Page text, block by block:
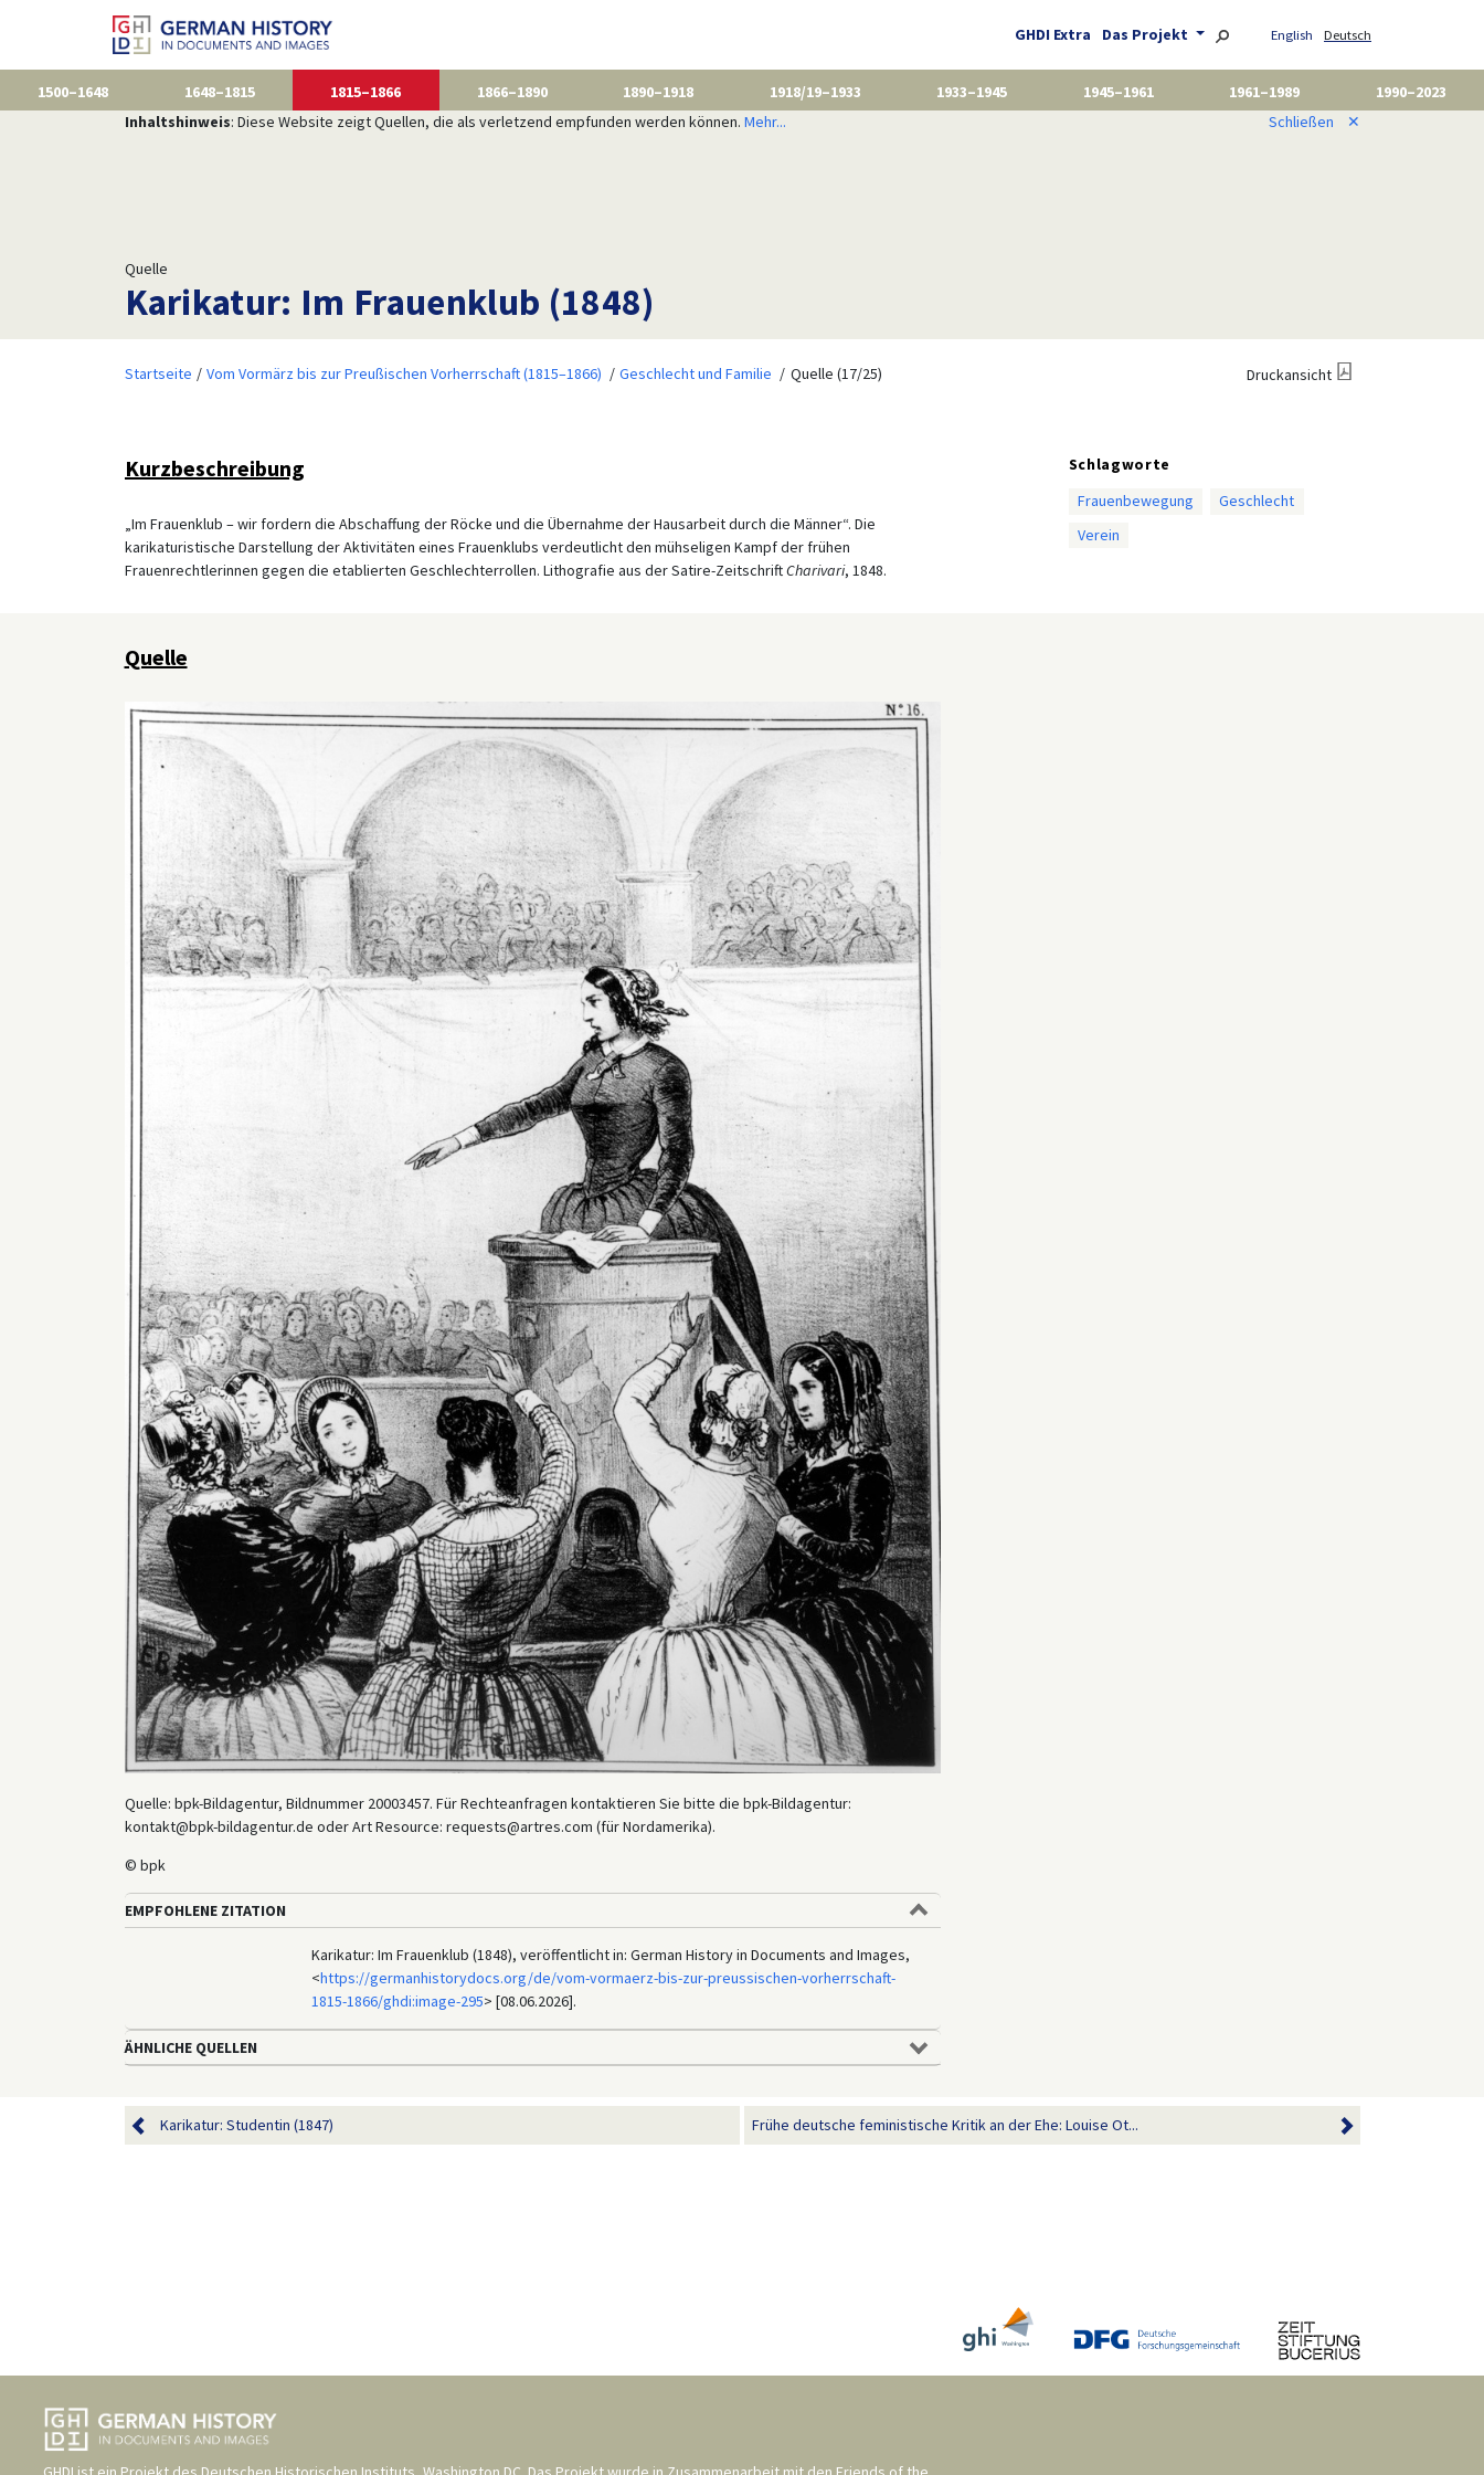
GHDI Extra Das Projekt English Deutsch
1500–1648 1648–1815 1815–1866 1866–1890 1890–1918 1918/19–1933 1933–1945 1945–1961 1961–1989
1990–2023
Inhaltshinweis: Diese Website zeigt Quellen, die als verletzend empfunden werden können. Mehr... Schließen ✕
Quelle
Karikatur: Im Frauenklub (1848)
Startseite Vom Vormärz bis zur Preußischen Vorherrschaft (1815–1866) Geschlecht und Familie Quelle (17/25) Druckansicht
Kurzbeschreibung
„Im Frauenklub – wir fordern die Abschaffung der Röcke und die Übernahme der Hausarbeit durch die Männer“. Die
karikaturistische Darstellung der Aktivitäten eines Frauenklubs verdeutlicht den mühseligen Kampf der frühen
Frauenrechtlerinnen gegen die etablierten Geschlechterrollen. Lithografie aus der Satire-ZeitschriftCharivari, 1848.
Schlagworte
Frauenbewegung
Geschlecht
Verein
Quelle
Quelle: bpk-Bildagentur, Bildnummer 20003457. Für Rechteanfragen kontaktieren Sie bitte die bpk-Bildagentur:
kontakt@bpk-bildagentur.de oder Art Resource: requests@artres.com (für Nordamerika).
© bpk
EMPFOHLENE ZITATION
Karikatur: Im Frauenklub (1848), veröffentlicht in: German History in Documents and Images,
<https://germanhistorydocs.org/de/vom-vormaerz-bis-zur-preussischen-vorherrschaft-
1815-1866/ghdi:image-295> [08.06.2026].
ÄHNLICHE QUELLEN
Karikatur: Studentin (1847) Frühe deutsche feministische Kritik an der Ehe: Louise Ot...